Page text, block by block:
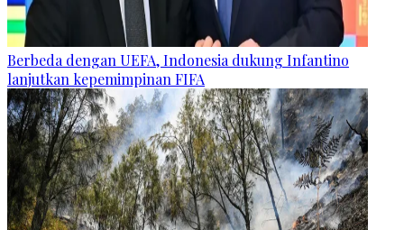
Berbeda dengan UEFA, Indonesia dukung Infantino
lanjutkan kepemimpinan FIFA